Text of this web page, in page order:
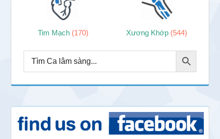
Tim Mạch (170) Xương Khớp (544)